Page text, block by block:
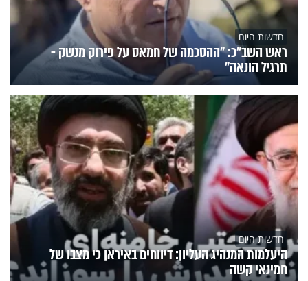
חדשות היום
ראש השב"כ: "ההסכמה של חמאס על פירוק מנשק -
תרגיל הונאה"
חדשות היום
היעלמות המנהיג העליון: דיווחים באיראן כי מצבו של
חמינאי קשה